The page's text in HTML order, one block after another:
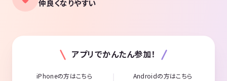
仲良くなりやすい
アプリでかんたん参加！
iPhoneの方はこちら Androidの方はこちら